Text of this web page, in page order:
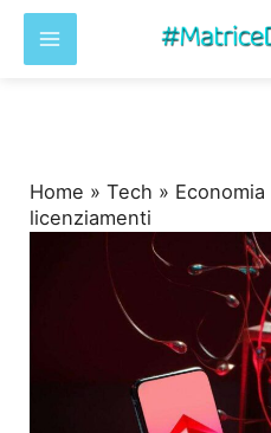
Home »Tech » Economia
licenziamenti